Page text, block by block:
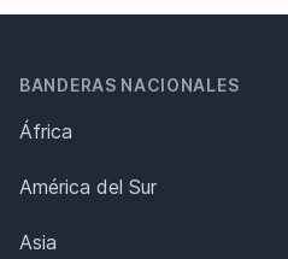
BANDERAS NACIONALES
África
América del Sur
Asia